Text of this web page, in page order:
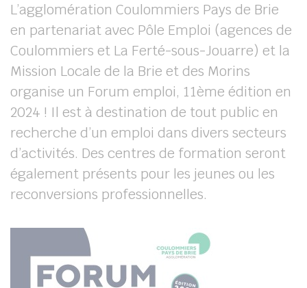
L’agglomération Coulommiers Pays de Brie
en partenariat avec Pôle Emploi (agences de
Coulommiers et La Ferté-sous-Jouarre) et la
Mission Locale de la Brie et des Morins
organise un Forum emploi, 11ème édition en
2024 ! Il est à destination de tout public en
recherche d’un emploi dans divers secteurs
d’activités. Des centres de formation seront
également présents pour les jeunes ou les
reconversions professionnelles.